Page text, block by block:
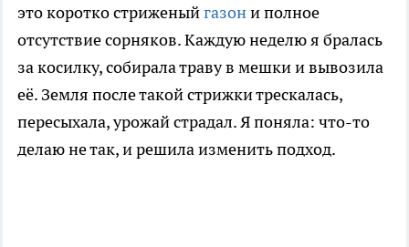
это коротко стриженыйгазони полное
отсутствие сорняков. Каждую неделю я бралась
за косилку, собирала траву в мешки и вывозила
её. Земля после такой стрижки трескалась,
пересыхала, урожай страдал. Я поняла: что-то
делаю не так, и решила изменить подход.